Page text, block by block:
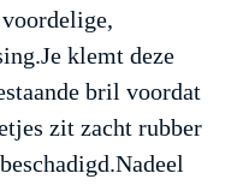
klemt deze
bril voordat
zit zacht rubber